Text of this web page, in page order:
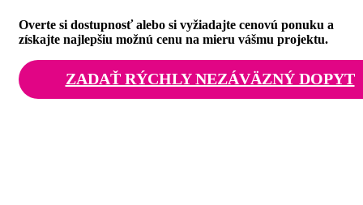
Overte si dostupnosť alebo si vyžiadajte cenovú ponuku a
získajte najlepšiu možnú cenu na mieru vášmu projektu.
ZADAŤ RÝCHLY NEZÁVÄZNÝ DOPYT